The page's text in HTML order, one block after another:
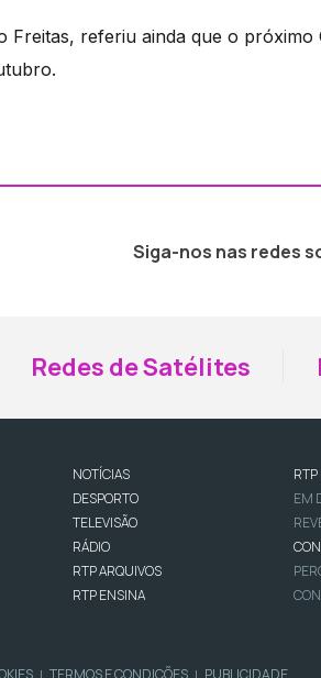
referiu ainda que o próximo
Siga-nos nas redes
Redes de Satélites
NOTÍCIAS
DESPORTO
TELEVISÃO
RÁDIO
RTP ARQUIVOS
RTP ENSINA
RTP
EM
| TERMOS E CONDIÇÕES | PUBLICIDADE